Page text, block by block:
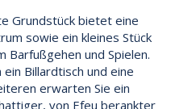
Grundstück bietet eine
sowie ein kleines Stück
Barfußgehen und Spielen.
Billardtisch und eine
erwarten Sie ein
von Efeu berankter